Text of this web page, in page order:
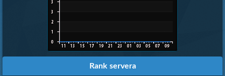
Rank servera